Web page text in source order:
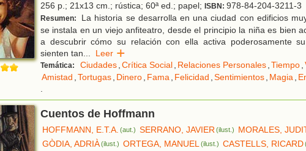
256 p.; 21x13 cm.; rústica; 60ª ed.; papel; ISBN: 978-84-204-3211-3
Resumen:
La historia se desarrolla en una ciudad con edificios
se instala en un viejo anfiteatro, desde el principio la niña es bien
a descubrir cómo su relación con ella activa poderosamente
sienten tan... Leer
Temática: Ciudades,Crítica Social, Relaciones Personales,Tiempo,
Amistad ,Tortugas, Dinero, Fama, Felicidad ,Sentimientos, Magia,
.
Cuentos de Hoffmann
HOFFMANN, E.T.A. (aut.) SERRANO, JAVIER(ilust.) MORALES,
GÒDIA, ADRIÀ(ilust.) ORTEGA, MANUEL(ilust.) CASTELLS, RICARD